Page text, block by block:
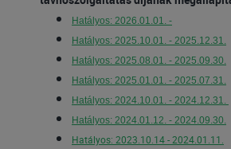
Hatályos: 2026.01.01. -
Hatályos: 2025.10.01. - 2025.12.31.
Hatályos: 2025.08.01. - 2025.09.30.
Hatályos: 2025.01.01. - 2025.07.31.
Hatályos: 2024.10.01. - 2024.12.31.
Hatályos: 2024.01.12. - 2024.09.30.
Hatályos: 2023.10.14 - 2024.01.11.